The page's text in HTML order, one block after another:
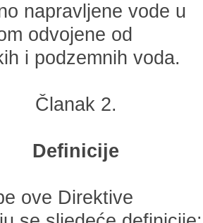
napravljene vode u
odvojene od
i podzemnih voda.
Članak 2.
Definicije
ove Direktive